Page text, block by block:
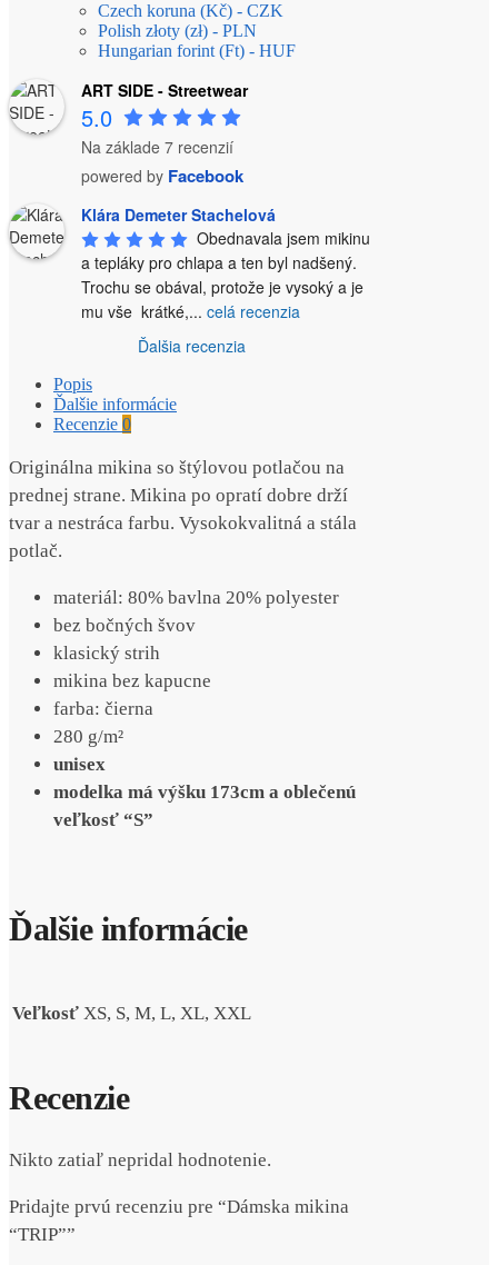
Czech koruna (Kč) - CZK
Polish złoty (zł) - PLN
Hungarian forint (Ft) - HUF
ART SIDE - Streetwear
5.0
Na základe 7 recenzií
powered by Facebook
Klára Demeter Stachelová
Obednavala jsem mikinu
a tepláky pro chlapa a ten byl nadšený.
Trochu se obával, protože je vysoký a je
mu vše  krátké,... celá recenzia
Ďalšia recenzia
Popis
Ďalšie informácie
Recenzie 0
Originálna mikina so štýlovou potlačou na
prednej strane. Mikina po opratí dobre drží
tvar a nestráca farbu. Vysokokvalitná a stála
potlač.
materiál: 80% bavlna 20% polyester
bez bočných švov
klasický strih
mikina bez kapucne
farba: čierna
280 g/m²
unisex
modelka má výšku 173cm a oblečenú
veľkosť “S”
Ďalšie informácie
Veľkosť XS, S, M, L, XL, XXL
Recenzie
Nikto zatiaľ nepridal hodnotenie.
Pridajte prvú recenziu pre “Dámska mikina
“TRIP””